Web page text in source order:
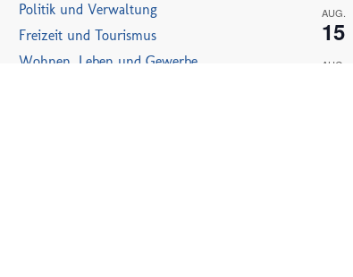
Politik und Verwaltung
Freizeit und Tourismus
Wohnen, Leben und Gewerbe
AUG.
15
AUG.